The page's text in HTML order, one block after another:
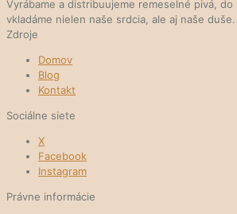
Vyrábame a distribuujeme remeselné pivá, do
vkladáme nielen naše srdcia, ale aj naše duše.
Zdroje
Domov
Blog
Kontakt
Sociálne siete
X
Facebook
Instagram
Právne informácie